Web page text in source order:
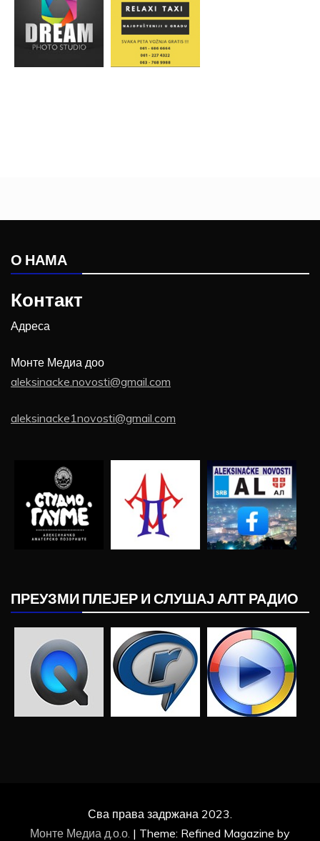
О НАМА
Контакт
Адреса
Монте Медиа доо
aleksinacke.novosti@gmail.com
aleksinacke1novosti@gmail.com
ПРЕУЗМИ ПЛЕЈЕР И СЛУШАЈ АЛТ РАДИО
Сва права задржана 2023.
Монте Медиа д.о.о. | Theme: Refined Magazine by